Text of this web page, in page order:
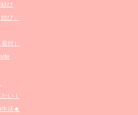
び
び」
付）
い！
生活★